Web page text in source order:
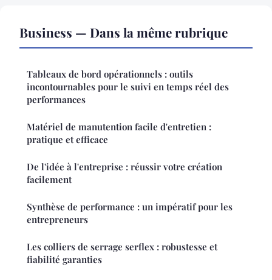
Business — Dans la même rubrique
Tableaux de bord opérationnels : outils
incontournables pour le suivi en temps réel des
performances
Matériel de manutention facile d'entretien :
pratique et efficace
De l'idée à l'entreprise : réussir votre création
facilement
Synthèse de performance : un impératif pour les
entrepreneurs
Les colliers de serrage serflex : robustesse et
fiabilité garanties